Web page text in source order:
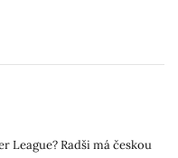
League? Radši má českou